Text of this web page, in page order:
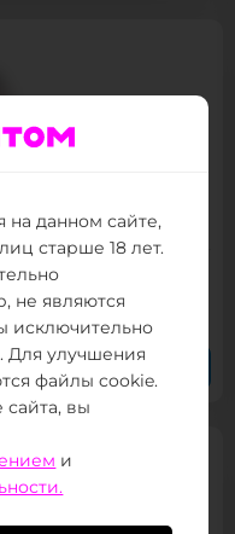
(от 800 тыс.
Заказать в Telegram
данном сайте,
старше 18 лет.
не являются
исключительно
Для улучшения
файлы cookie.
вы
и